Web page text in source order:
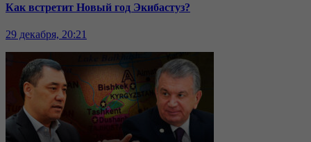
Как встретит Новый год Экибастуз?
29 декабря, 20:21